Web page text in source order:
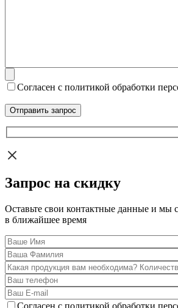
Согласен с политикой обработки
Запрос на скидку
Оставьте свои контактные данные и мы
в ближайшее время